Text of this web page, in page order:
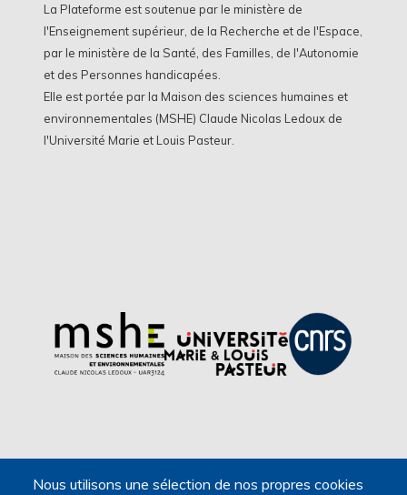
Nous utilisons une sélection de nos propres cookies
La Plateforme est soutenue par le ministère de
l'Enseignement supérieur, de la Recherche et de l'Espace,
par le ministère de la Santé, des Familles, de l'Autonomie
et des Personnes handicapées.
Elle est portée par la Maison des sciences humaines et
environnementales (MSHE) Claude Nicolas Ledoux de
l'Université Marie et Louis Pasteur.